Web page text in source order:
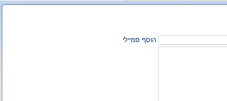
הוסף סמיילי